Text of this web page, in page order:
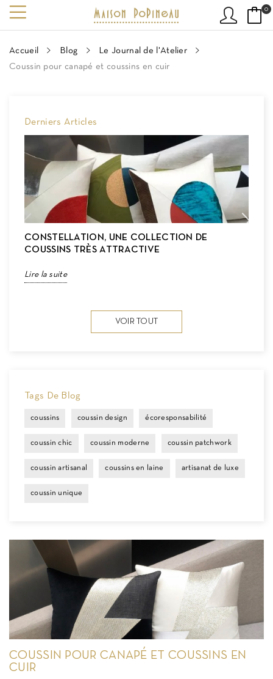
0
Accueil Blog
Le Journal de l'Atelier
Coussin pour canapé et coussins en cuir
Derniers Articles
CONSTELLATION, UNE COLLECTION DE
COUSSINS TRÈS ATTRACTIVE
Lire la suite
VOIR TOUT
Tags De Blog
coussins coussin design écoresponsabilité
coussin chic coussin moderne coussin patchwork
coussin artisanal coussins en laine artisanat de luxe
coussin unique
COUSSIN POUR CANAPÉ ET COUSSINS EN
CUIR